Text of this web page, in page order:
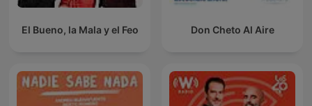
El Bueno, la Mala y el Feo Don Cheto Al Aire